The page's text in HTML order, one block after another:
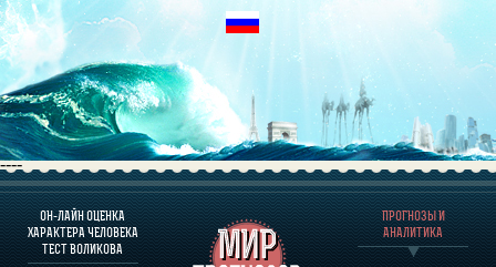
----
ОН-ЛАЙН ОЦЕНКА
ХАРАКТЕРА ЧЕЛОВЕКА
ТЕСТ ВОЛИКОВА
ПРОГНОЗЫ И
АНАЛИТИКА
О ПРОГРАММЕ
ОЦЕНКА ХАРАКТЕРA ЧЕЛОВЕКА